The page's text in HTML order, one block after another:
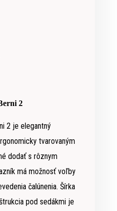
2
2 je elegantný
tvarovaným
dodať s rôznym
má možnosť voľby
čalúnenia. Šírka
pod sedákmi je